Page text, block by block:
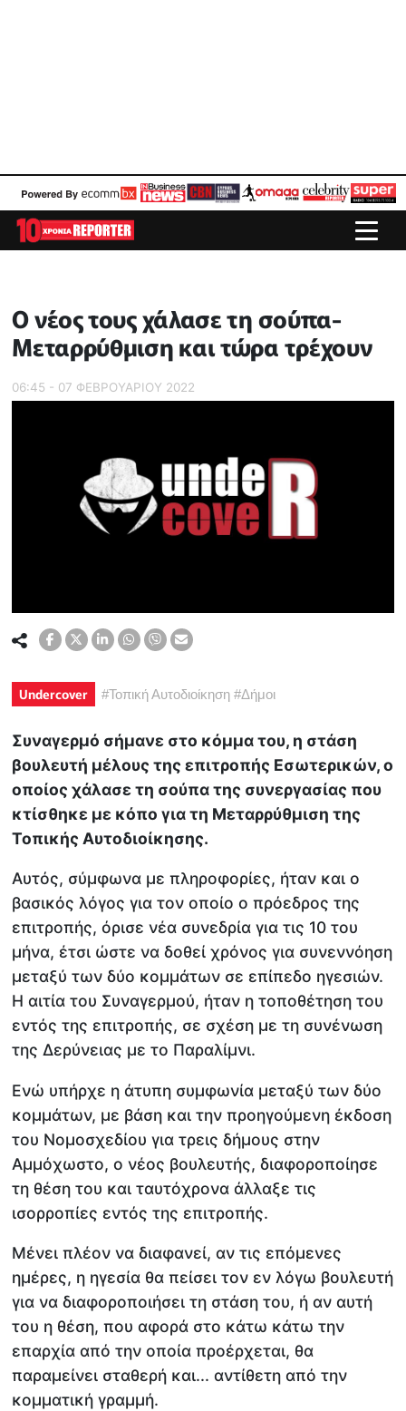
Ο νέος τους χάλασε τη σούπα-
Μεταρρύθμιση και τώρα τρέχουν
06:45 - 07 ΦΕΒΡΟΥΑΡΙΟΥ 2022
Undercover #Τοπική Αυτοδιοίκηση #Δήμοι
Συναγερμό σήμανε στο κόμμα του, η στάση
βουλευτή μέλους της επιτροπής Εσωτερικών, ο
οποίος χάλασε τη σούπα της συνεργασίας που
κτίσθηκε με κόπο για τη Μεταρρύθμιση της
Τοπικής Αυτοδιοίκησης.
Αυτός, σύμφωνα με πληροφορίες, ήταν και ο
βασικός λόγος για τον οποίο ο πρόεδρος της
επιτροπής, όρισε νέα συνεδρία για τις 10 του
μήνα, έτσι ώστε να δοθεί χρόνος για συνεννόηση
μεταξύ των δύο κομμάτων σε επίπεδο ηγεσιών.
Η αιτία του Συναγερμού, ήταν η τοποθέτηση του
εντός της επιτροπής, σε σχέση με τη συνένωση
της Δερύνειας με το Παραλίμνι.
Ενώ υπήρχε η άτυπη συμφωνία μεταξύ των δύο
κομμάτων, με βάση και την προηγούμενη έκδοση
του Νομοσχεδίου για τρεις δήμους στην
Αμμόχωστο, ο νέος βουλευτής, διαφοροποίησε
τη θέση του και ταυτόχρονα άλλαξε τις
ισορροπίες εντός της επιτροπής.
Μένει πλέον να διαφανεί, αν τις επόμενες
ημέρες, η ηγεσία θα πείσει τον εν λόγω βουλευτή
για να διαφοροποιήσει τη στάση του, ή αν αυτή
του η θέση, που αφορά στο κάτω κάτω την
επαρχία από την οποία προέρχεται, θα
παραμείνει σταθερή και... αντίθετη από την
κομματική γραμμή.